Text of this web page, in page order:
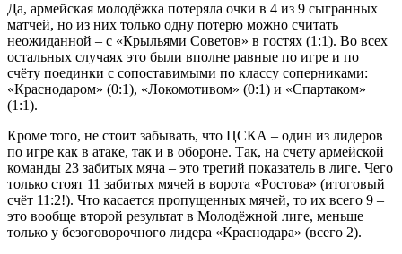
Да, армейская молодёжка потеряла очки в 4 из 9 сыгранных
матчей, но из них только одну потерю можно считать
неожиданной – с «Крыльями Советов» в гостях (1:1). Во всех
остальных случаях это были вполне равные по игре и по
счёту поединки с сопоставимыми по классу соперниками:
«Краснодаром» (0:1), «Локомотивом» (0:1) и «Спартаком»
(1:1).
Кроме того, не стоит забывать, что ЦСКА – один из лидеров
по игре как в атаке, так и в обороне. Так, на счету армейской
команды 23 забитых мяча – это третий показатель в лиге. Чего
только стоят 11 забитых мячей в ворота «Ростова» (итоговый
счёт 11:2!). Что касается пропущенных мячей, то их всего 9 –
это вообще второй результат в Молодёжной лиге, меньше
только у безоговорочного лидера «Краснодара» (всего 2).